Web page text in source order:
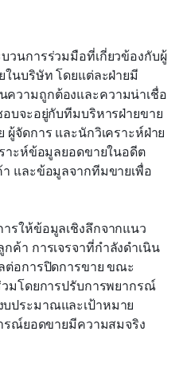
วนการร่วมมือที่เกี่ยวข้องกับผู้
ในบริษัท โดยแต่ละฝ่ายมี
วามถูกต้องและความน่าเชื่อ
บจะอยู่กับทีมบริหารฝ่ายขาย
ผู้จัดการ และนักวิเคราะห์ฝ่าย
าะห์ข้อมูลยอดขายในอดีต
และข้อมูลจากทีมขายเพื่อ
รให้ข้อมูลเชิงลึกจากแนว
ค้า การเจรจาที่กำลังดำเนิน
ต่อการปิดการขาย ขณะ
มโดยการปรับการพยากรณ์
ประมาณและเป้าหมาย
รณ์ยอดขายมีความสมจริง